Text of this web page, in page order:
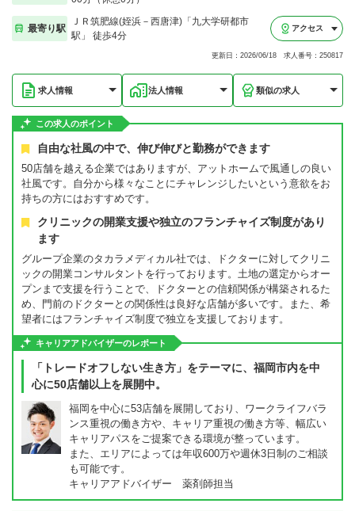
最寄り駅
ＪＲ筑肥線(姪浜－西唐津)「九大学研都市
駅」 徒歩4分
アクセス
更新日：2026/06/18 求人番号：250817
求人情報 法人情報 類似の求人
この求人のポイント
自由な社風の中で、伸び伸びと勤務ができます
50店舗を越える企業ではありますが、アットホームで風通しの良い
社風です。自分から様々なことにチャレンジしたいという意欲をお
持ちの方にはおすすめです。
クリニックの開業支援や独立のフランチャイズ制度があり
ます
グループ企業のタカラメディカル社では、ドクターに対してクリニ
ックの開業コンサルタントを行っております。土地の選定からオー
プンまで支援を行うことで、ドクターとの信頼関係が構築されるた
め、門前のドクターとの関係性は良好な店舗が多いです。また、希
望者にはフランチャイズ制度で独立を支援しております。
キャリアアドバイザーのレポート
「トレードオフしない生き方」をテーマに、福岡市内を中
心に50店舗以上を展開中。
福岡を中心に53店舗を展開しており、ワークライフバラ
ンス重視の働き方や、キャリア重視の働き方等、幅広い
キャリアパスをご提案できる環境が整っています。
また、エリアによっては年収600万や週休3日制のご相談
も可能です。
キャリアアドバイザー 薬剤師担当